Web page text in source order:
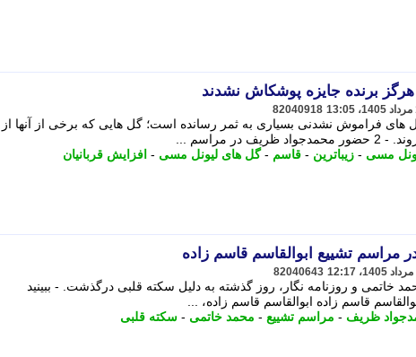
برنده جایزه پوشکاش نشدند
82040918
فراموش نشدنی بسیاری به ثمر رسانده است؛ گل هایی که برخی از آنها از
مراسم ...
مسی - زیباترین - قاسم -گل های لیونل مسی - افزایش قربانیان
مراسم تشییع ابوالقاسم قاسم زاده
82040643
خاتمی و روزنامه نگار، روز گذشته به دلیل سکته قلبی درگذشت. - ببینید
قاسم زاده ابوالقاسم قاسم زاده، ...
ظریف - مراسم تشییع - محمد خاتمی - سکته قلبی